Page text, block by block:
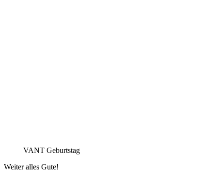
VANT Geburtstag
Weiter alles Gute!